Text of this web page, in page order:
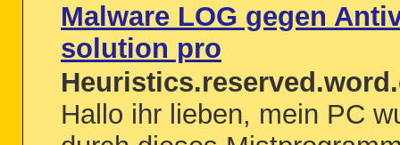
Malware LOG gegen
solution pro
Hallo ihr lieben, mein PC